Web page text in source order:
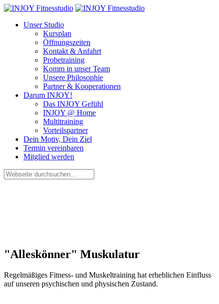
Unser Studio
Kursplan
Öffnungszeiten
Kontakt & Anfahrt
Probetraining
Komm in unser Team
Unsere Philosophie
Partner & Kooperationen
Darum INJOY!
Das INJOY Gefühl
INJOY @ Home
Multitraining
Vorteilspartner
Dein Motiv, Dein Ziel
Termin vereinbaren
Mitglied werden
"Alleskönner" Muskulatur
Regelmäßiges Fitness- und Muskeltraining hat erheblichen Einfluss
auf unseren psychischen und physischen Zustand.